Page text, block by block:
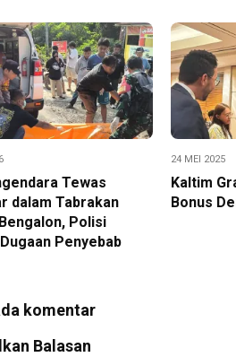
Tewas
dalam Tabrakan
Polisi
Penyebab
24 MEI 2025
Kaltim
Bonus
komentar
Balasan